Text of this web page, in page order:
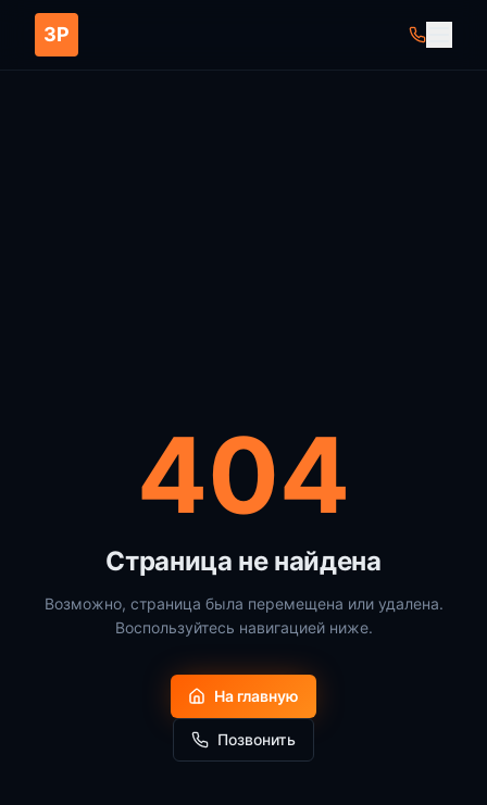
ЗР
404
Страница не найдена
Возможно, страница была перемещена или удалена.
Воспользуйтесь навигацией ниже.
На главную
Позвонить